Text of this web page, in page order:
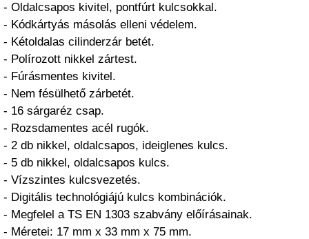
- Oldalcsapos kivitel, pontfúrt kulcsokkal.
- Kódkártyás másolás elleni védelem.
- Kétoldalas cilinderzár betét.
- Polírozott nikkel zártest.
- Fúrásmentes kivitel.
- Nem fésülhető zárbetét.
- 16 sárgaréz csap.
- Rozsdamentes acél rugók.
- 2 db nikkel, oldalcsapos, ideiglenes kulcs.
- 5 db nikkel, oldalcsapos kulcs.
- Vízszintes kulcsvezetés.
- Digitális technológiájú kulcs kombinációk.
- Megfelel a TS EN 1303 szabvány előírásainak.
- Méretei: 17 mm x 33 mm x 75 mm.